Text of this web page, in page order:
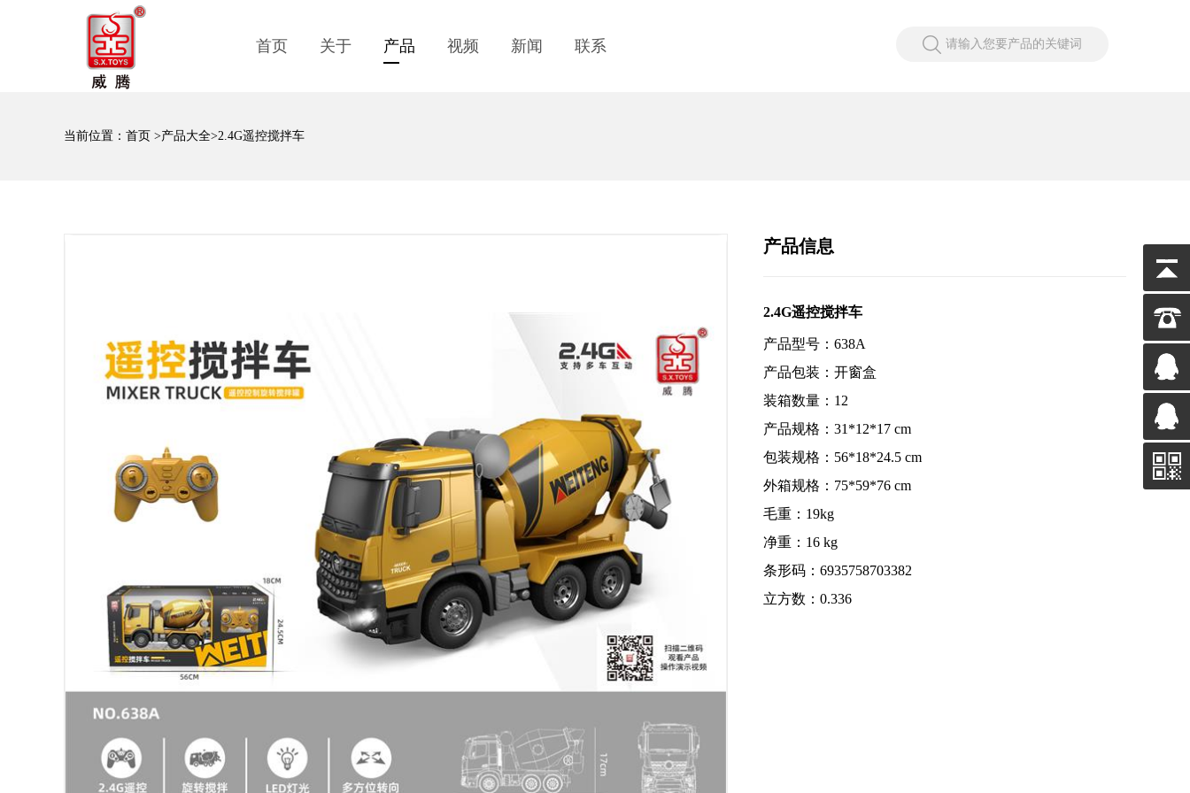
首页 关于 产品 视频 新闻 联系 请输入您要产品的关键词
当前位置： 首页 >产品大全>2.4G遥控搅拌车
产品信息
2.4G遥控搅拌车
产品型号：638A
产品包装：开窗盒
装箱数量：12
产品规格：31*12*17 cm
包装规格：56*18*24.5 cm
外箱规格：75*59*76 cm
毛重：19kg
净重：16 kg
条形码：6935758703382
立方数：0.336